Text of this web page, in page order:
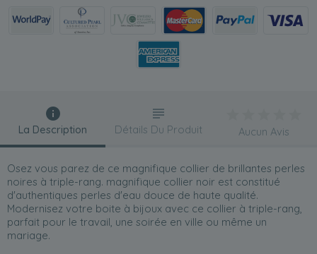
La Description
Osez vous parez de ce magnifique collier de brillantes perles
noires à triple-rang. magnifique collier noir est constitué
d'authentiques perles d'eau douce de haute qualité.
Modernisez votre boite à bijoux avec ce collier à triple-rang,
parfait pour le travail, une soirée en ville ou même un
mariage.
Détails Du Produit Aucun Avis